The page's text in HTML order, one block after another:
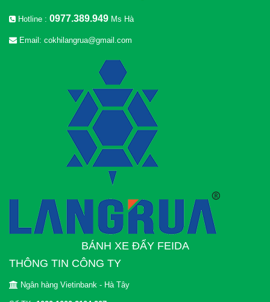
Hotline : 0977.389.949 Ms Hà
Email: cokhilangrua@gmail.com
BÁNH XE ĐẨY FEIDA
THÔNG TIN CÔNG TY
Ngân hàng Vietinbank - Hà Tây